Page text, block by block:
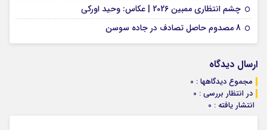
چشم انتظاری ممبین 2026 | عکاس: وحید اورکی
8 مصدوم حاصل تصادف در جاده سوسن
ارسال دیدگاه
مجموع دیدگاهها : 0
در انتظار بررسی : 0
انتشار یافته : 0